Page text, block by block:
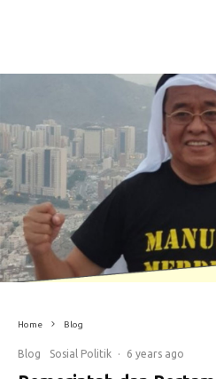
Home Blog
Blog Sosial Politik · 6 years ago